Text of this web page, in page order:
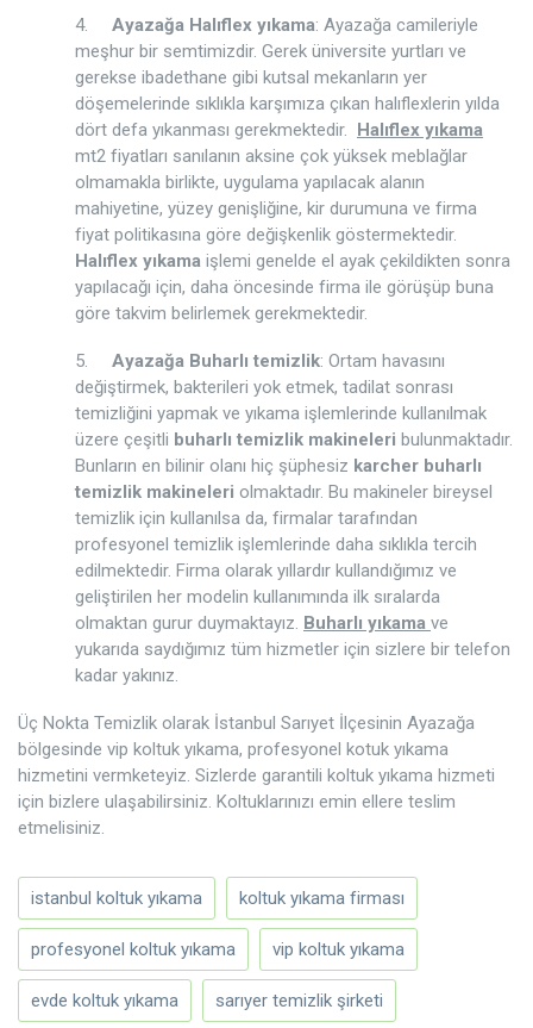
4. Ayazağa Halıflex yıkama: Ayazağa camileriyle
meşhur bir semtimizdir. Gerek üniversite yurtları ve
gerekse ibadethane gibi kutsal mekanların yer
döşemelerinde sıklıkla karşımıza çıkan halıflexlerin yılda
dört defa yıkanması gerekmektedir. Halıflex yıkama
mt2 fiyatları sanılanın aksine çok yüksek meblağlar
olmamakla birlikte, uygulama yapılacak alanın
mahiyetine, yüzey genişliğine, kir durumuna ve firma
fiyat politikasına göre değişkenlik göstermektedir.
Halıflex yıkama işlemi genelde el ayak çekildikten sonra
yapılacağı için, daha öncesinde firma ile görüşüp buna
göre takvim belirlemek gerekmektedir.
5. Ayazağa Buharlı temizlik: Ortam havasını
değiştirmek, bakterileri yok etmek, tadilat sonrası
temizliğini yapmak ve yıkama işlemlerinde kullanılmak
üzere çeşitli buharlı temizlik makineleri bulunmaktadır.
Bunların en bilinir olanı hiç şüphesiz karcher buharlı
temizlik makineleri olmaktadır. Bu makineler bireysel
temizlik için kullanılsa da, firmalar tarafından
profesyonel temizlik işlemlerinde daha sıklıkla tercih
edilmektedir. Firma olarak yıllardır kullandığımız ve
geliştirilen her modelin kullanımında ilk sıralarda
olmaktan gurur duymaktayız. Buharlı yıkama ve
yukarıda saydığımız tüm hizmetler için sizlere bir telefon
kadar yakınız.
Üç Nokta Temizlik olarak İstanbul Sarıyet İlçesinin Ayazağa
bölgesinde vip koltuk yıkama, profesyonel kotuk yıkama
hizmetini vermketeyiz. Sizlerde garantili koltuk yıkama hizmeti
için bizlere ulaşabilirsiniz. Koltuklarınızı emin ellere teslim
etmelisiniz.
istanbul koltuk yıkama koltuk yıkama firması
profesyonel koltuk yıkama vip koltuk yıkama
evde koltuk yıkama sarıyer temizlik şirketi